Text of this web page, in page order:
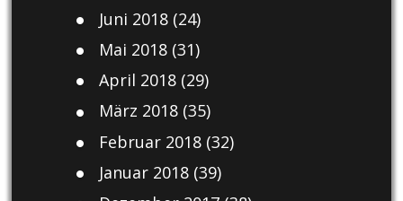
Juni 2018(24)
Mai 2018(31)
April 2018(29)
März 2018(35)
Februar 2018(32)
Januar 2018(39)